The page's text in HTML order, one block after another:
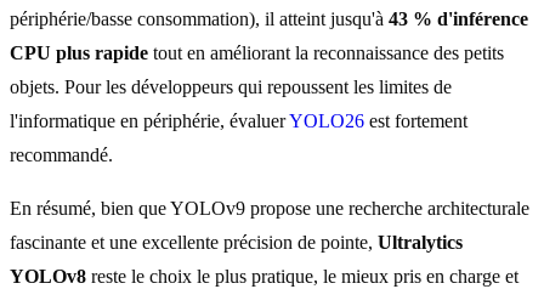
périphérie/basse consommation), il atteint jusqu'à 43 % d'inférence
CPU plus rapide tout en améliorant la reconnaissance des petits
objets. Pour les développeurs qui repoussent les limites de
l'informatique en périphérie, évaluerYOLO26 est fortement
recommandé.
En résumé, bien que YOLOv9 propose une recherche architecturale
fascinante et une excellente précision de pointe, Ultralytics
YOLOv8 reste le choix le plus pratique, le mieux pris en charge et